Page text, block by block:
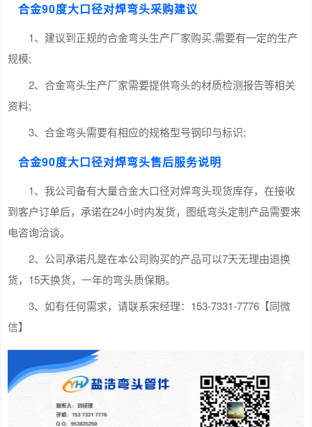
合金90度大口径对焊弯头采购建议
1、建议到正规的合金弯头生产厂家购买,需要有一定的生产
规模;
2、合金弯头生产厂家需要提供弯头的材质检测报告等相关
资料;
3、合金弯头需要有相应的规格型号钢印与标识;
合金90度大口径对焊弯头售后服务说明
1、我公司备有大量合金大口径对焊弯头现货库存，在接收
到客户订单后，承诺在24小时内发货，图纸弯头定制产品需要来
电咨询洽谈。
2、公司承诺凡是在本公司购买的产品可以7天无理由退换
货，15天换货，一年的弯头质保期。
3、如有任何需求，请联系宋经理：153-7331-7776【同微
信】